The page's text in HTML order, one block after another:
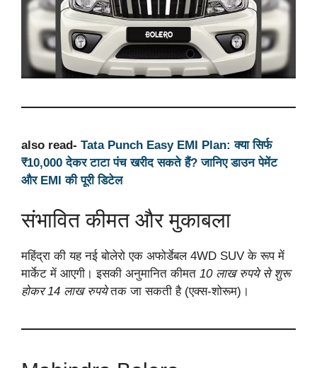
also read- Tata Punch Easy EMI Plan: क्या सिर्फ
₹10,000 देकर टाटा पंच खरीद सकते हैं? जानिए डाउन पेमेंट
और EMI की पूरी डिटेल
संभावित कीमत और मुकाबला
महिंद्रा की यह नई बोलेरो एक अफोर्डेबल 4WD SUV के रूप में
मार्केट में आएगी। इसकी अनुमानित कीमत 10 लाख रुपये से शुरू
होकर 14 लाख रुपयेतक जा सकती है (एक्स-शोरूम)।